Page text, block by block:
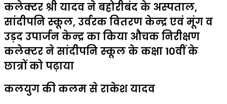
कलेक्‍टर श्री यादव ने बहोरीबंद के अस्‍पताल,
सांदीपनि स्‍कूल, उर्वरक वितरण केन्‍द्र एवं मूंग व
उड़द उपार्जन केन्‍द्र का किया औचक निरीक्षण
कलेक्‍टर ने सांदीपनि स्‍कूल के कक्षा 10वीं के
छात्रों को पढ़ाया
कलयुग की कलम से राकेश यादव